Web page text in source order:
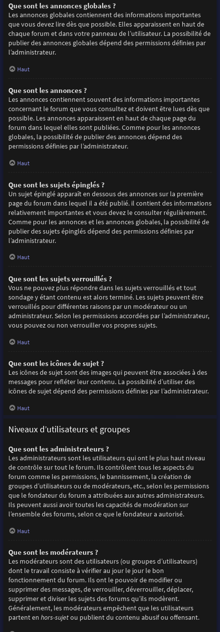
Que sont les annonces globales ?
Les annonces globales contiennent des informations importantes
que vous devez lire dès que possible. Elles apparaissent en haut de
chaque forum et dans votre panneau de l’utilisateur. La possibilité de
publier des annonces globales dépend des permissions définies par
l’administrateur.
Haut
Que sont les annonces ?
Les annonces contiennent souvent des informations importantes
concernant le forum que vous consultez et doivent être lues dès que
possible. Les annonces apparaissent en haut de chaque page du
forum dans lequel elles sont publiées. Comme pour les annonces
globales, la possibilité de publier des annonces dépend des
permissions définies par l’administrateur.
Haut
Que sont les sujets épinglés ?
Un sujet épinglé apparaît en dessous des annonces sur la première
page du forum dans lequel il a été publié. il contient des informations
relativement importantes et vous devez le consulter régulièrement.
Comme pour les annonces et les annonces globales, la possibilité de
publier des sujets épinglés dépend des permissions définies par
l’administrateur.
Haut
Que sont les sujets verrouillés ?
Vous ne pouvez plus répondre dans les sujets verrouillés et tout
sondage y étant contenu est alors terminé. Les sujets peuvent être
verrouillés pour différentes raisons par un modérateur ou un
administrateur. Selon les permissions accordées par l’administrateur,
vous pouvez ou non verrouiller vos propres sujets.
Haut
Que sont les icônes de sujet ?
Les icônes de sujet sont des images qui peuvent être associées à des
messages pour refléter leur contenu. La possibilité d’utiliser des
icônes de sujet dépend des permissions définies par l’administrateur.
Haut
Niveaux d’utilisateurs et groupes
Que sont les administrateurs ?
Les administrateurs sont les utilisateurs qui ont le plus haut niveau
de contrôle sur tout le forum. Ils contrôlent tous les aspects du
forum comme les permissions, le bannissement, la création de
groupes d’utilisateurs ou de modérateurs, etc., selon les permissions
que le fondateur du forum a attribuées aux autres administrateurs.
Ils peuvent aussi avoir toutes les capacités de modération sur
l’ensemble des forums, selon ce que le fondateur a autorisé.
Haut
Que sont les modérateurs ?
Les modérateurs sont des utilisateurs (ou groupes d’utilisateurs)
dont le travail consiste à vérifier au jour le jour le bon
fonctionnement du forum. Ils ont le pouvoir de modifier ou
supprimer des messages, de verrouiller, déverrouiller, déplacer,
supprimer et diviser les sujets des forums qu’ils modèrent.
Généralement, les modérateurs empêchent que les utilisateurs
partent en hors-sujetou publient du contenu abusif ou offensant.